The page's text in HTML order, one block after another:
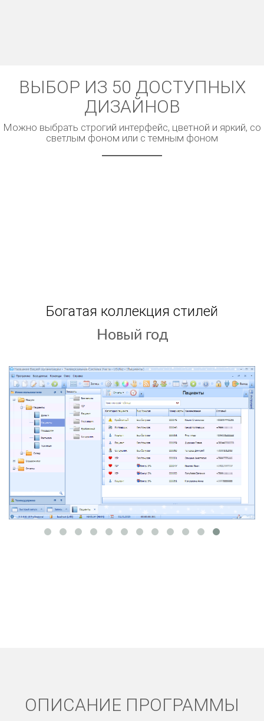
ВЫБОР ИЗ 50 ДОСТУПНЫХ
ДИЗАЙНОВ
Можно выбрать строгий интерфейс, цветной и яркий, со
светлым фоном или с темным фоном
Богатая коллекция стилей
Новый год
ОПИСАНИЕ ПРОГРАММЫ